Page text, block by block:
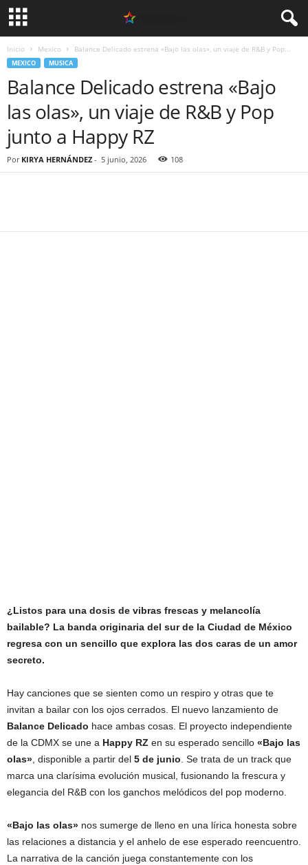
Inicio Mexico Balance Delicado estrena «Bajo las olas», un viaje de R&B y Pop...
MEXICO MUSICA
Balance Delicado estrena «Bajo
las olas», un viaje de R&B y Pop
junto a Happy RZ
Por KIRYA HERNÁNDEZ- 5 junio, 2026 108
¿Listos para una dosis de vibras frescas y melancolía
bailable? La banda originaria del sur de la Ciudad de México
regresa con un sencillo que explora las dos caras de un amor
secreto.
Hay canciones que se sienten como un respiro y otras que te
invitan a bailar con los ojos cerrados. El nuevo lanzamiento de
Balance Delicado hace ambas cosas. El proyecto independiente
de la CDMX se une a Happy RZ en su esperado sencillo «Bajo las
olas», disponible a partir del 5 de junio. Se trata de un track que
marca una clarísima evolución musical, fusionando la frescura y
elegancia del R&B con los ganchos melódicos del pop moderno.
«Bajo las olas» nos sumerge de lleno en una lírica honesta sobre
las relaciones a distancia y el anhelo de ese esperado reencuentro.
La narrativa de la canción juega constantemente con los